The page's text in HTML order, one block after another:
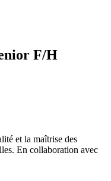
F/H
et la maîtrise des
En collaboration avec